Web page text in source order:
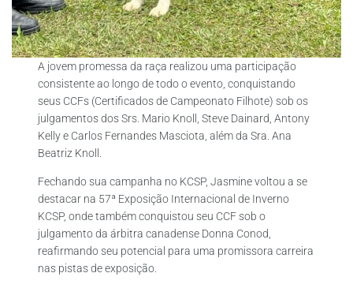
A jovem promessa da raça realizou uma participação
consistente ao longo de todo o evento, conquistando
seus CCFs (Certificados de Campeonato Filhote) sob os
julgamentos dos Srs. Mario Knoll, Steve Dainard, Antony
Kelly e Carlos Fernandes Masciota, além da Sra. Ana
Beatriz Knoll.
Fechando sua campanha no KCSP, Jasmine voltou a se
destacar na 57ª Exposição Internacional de Inverno
KCSP, onde também conquistou seu CCF sob o
julgamento da árbitra canadense Donna Conod,
reafirmando seu potencial para uma promissora carreira
nas pistas de exposição.